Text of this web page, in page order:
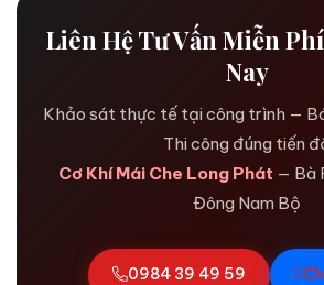
Liên Hệ Tư Vấn Miễn
Nay
Khảo sát thực tế tại công trình —
Thi công đúng tiến
Cơ Khí Mái Che Long Phát — Bà
Đông Nam Bộ
0984 39 49 59